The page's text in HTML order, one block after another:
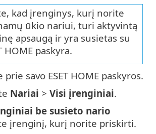
kad įrenginys, kurį norite
ūkio nariui, turi aktyvintą
apsaugą ir yra susietas su
HOME paskyra.
savo ESET HOME paskyros.
Nariai > Visi įrenginiai.
be susieto nario
įrenginį, kurį norite priskirti.